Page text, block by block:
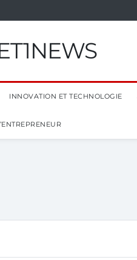
INNOVATION ET TECHNOLOGIE